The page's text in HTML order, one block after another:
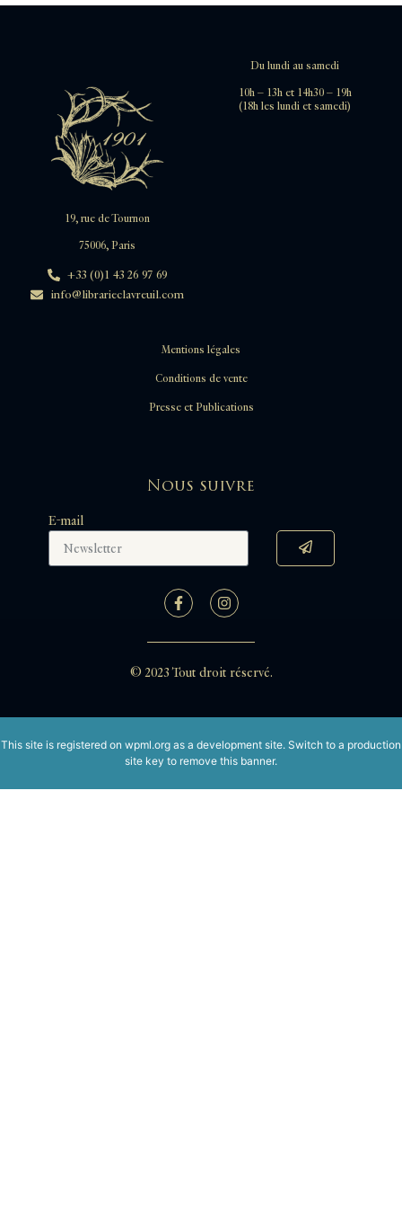
Du lundi au samedi
10h – 13h et 14h30 – 19h
(18h les lundi et samedi)
19, rue de Tournon
75006, Paris
+33 (0)1 43 26 97 69
info@librarieclavreuil.com
Mentions légales
Conditions de vente
Presse et Publications
Nous suivre
E-mail
© 2023 Tout droit réservé.
This site is registered on wpml.org as a development site. Switch to a production
site key to remove this banner.